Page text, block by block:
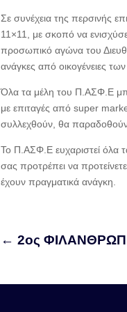
Σε συνέχεια της περσινής
11×11, με σκοπό να
προσωπικό αγώνα του
ανάγκες από οικογένειες
Όλα τα μέλη του Π.ΑΣΦ.Ε
με επιταγές από super
συλλεχθούν, θα παραδοθούν
Το Π.ΑΣΦ.Ε ευχαριστεί όλα
σας προτρέπει να
έχουν πραγματικά ανάγκη.
← 2ος